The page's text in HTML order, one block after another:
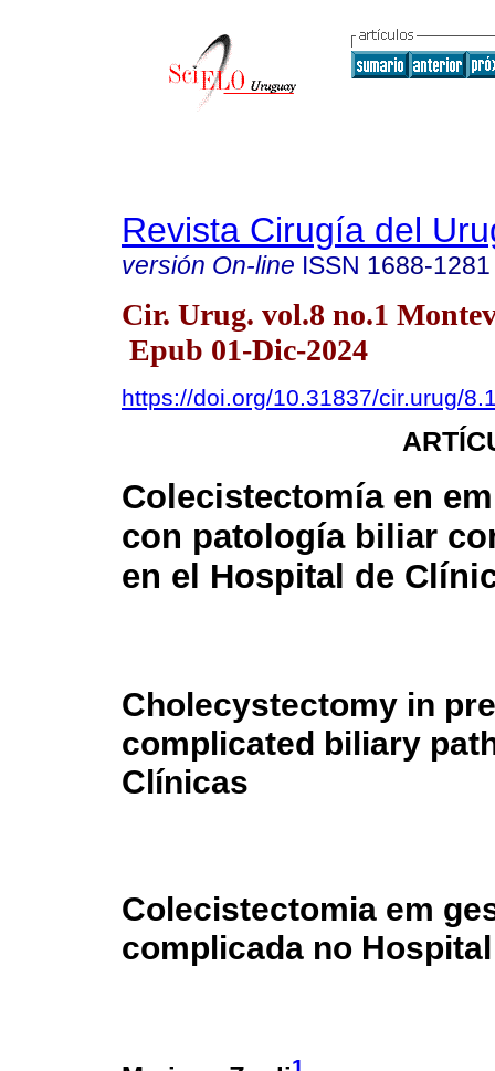
Revista Cirugía del
versión On-line ISSN 1688-1281
Cir. Urug. vol.8 no.1
Epub 01-Dic-2024
https://doi.org/10.31837/cir.urug/
Colecistectomía en
con patología biliar
en el Hospital de
Cholecystectomy in
complicated biliary
Clínicas
Colecistectomia em
complicada no